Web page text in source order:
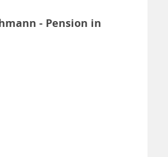
- Pension in